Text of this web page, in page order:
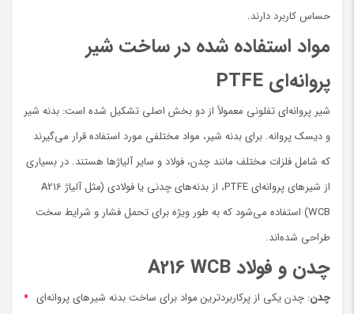
حساس کاربرد دارند.
مواد استفاده شده در ساخت شیر
پروانه‌ای PTFE
شیر پروانه‌ای تفلونی معمولاً از دو بخش اصلی تشکیل شده است: بدنه شیر
و دیسک پروانه. برای بدنه شیر، مواد مختلفی مورد استفاده قرار می‌گیرند
که شامل فلزات مختلف مانند چدن، فولاد و سایر آلیاژها هستند. در بسیاری
از شیرهای پروانه‌ای PTFE، از بدنه‌های چدنی یا فولادی (مثل آلیاژ A216
WCB) استفاده می‌شود که به طور ویژه برای تحمل فشار و شرایط سخت
طراحی شده‌اند.
چدن و فولاد A216 WCB
چدن: چدن یکی از پرکاربردترین مواد برای ساخت بدنه شیرهای پروانه‌ای